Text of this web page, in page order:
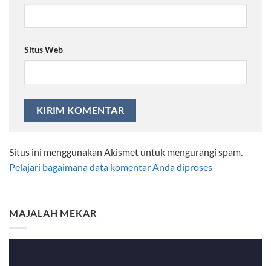
MAJALAH MEKAR
Situs Web
Situs ini menggunakan Akismet untuk mengurangi spam.
Pelajari bagaimana data komentar Anda diproses